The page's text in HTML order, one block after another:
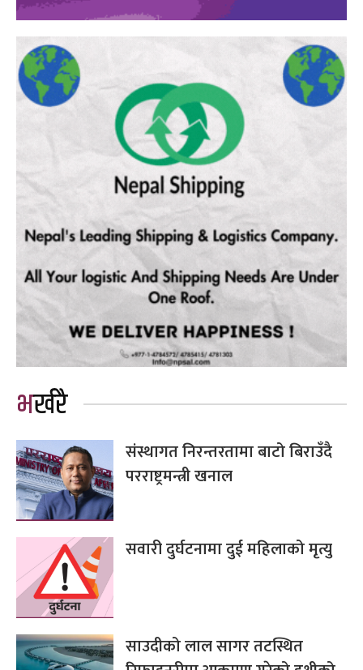
भर्खरै
संस्थागत निरन्तरतामा बाटो बिराउँदै
परराष्ट्रमन्त्री खनाल
सवारी दुर्घटनामा दुई महिलाको मृत्यु
साउदीको लाल सागर तटस्थित